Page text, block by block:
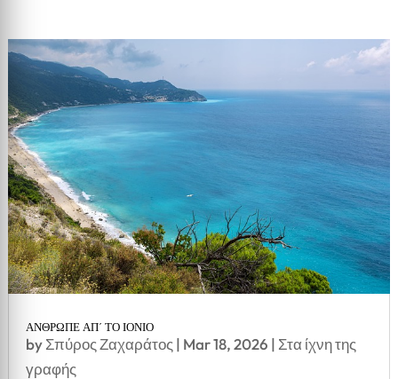
ΑΝΘΡΩΠΕ ΑΠ΄ ΤΟ ΙΟΝΙΟ
byΣπύρος Ζαχαράτος | Mar 18, 2026 | Στα ίχνη της
γραφής